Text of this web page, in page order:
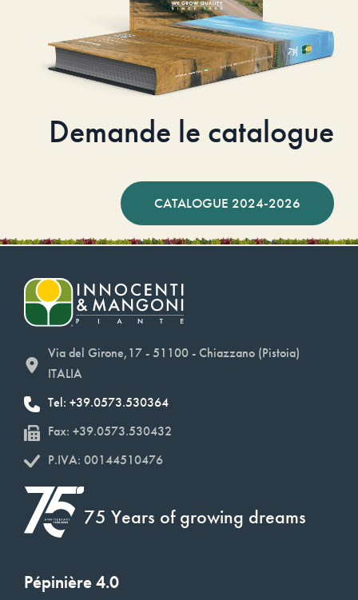
Demande le catalogue
CATALOGUE 2024-2026
Via del Girone,17 - 51100 - Chiazzano (Pistoia)
ITALIA
Tel: +39.0573.530364
Fax: +39.0573.530432
P.IVA: 00144510476
75 Years of growing dreams
Pépinière 4.0